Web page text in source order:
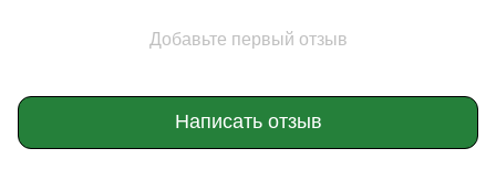
Добавьте первый отзыв
Написать отзыв